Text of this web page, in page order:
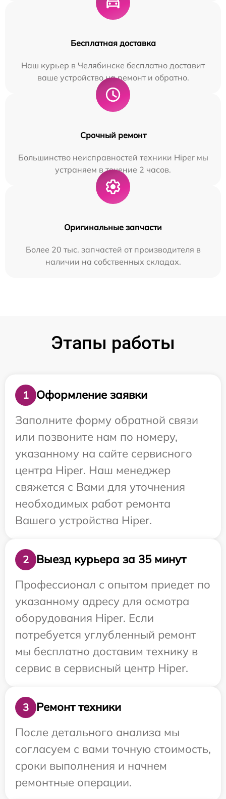
Бесплатная доставка
Наш курьер в Челябинске бесплатно доставит
ваше устройство на ремонт и обратно.
Срочный ремонт
Большинство неисправностей техники Hiper мы
устраняем в течение 2 часов.
Оригинальные запчасти
Более 20 тыс. запчастей от производителя в
наличии на собственных складах.
Этапы работы
1
Оформление заявки
Заполните форму обратной связи
или позвоните нам по номеру,
указанному на сайте сервисного
центра Hiper. Наш менеджер
свяжется с Вами для уточнения
необходимых работ ремонта
Вашего устройства Hiper.
2
Выезд курьера за 35 минут
Профессионал с опытом приедет по
указанному адресу для осмотра
оборудования Hiper. Если
потребуется углубленный ремонт
мы бесплатно доставим технику в
сервис в сервисный центр Hiper.
3
Ремонт техники
После детального анализа мы
согласуем с вами точную стоимость,
сроки выполнения и начнем
ремонтные операции.